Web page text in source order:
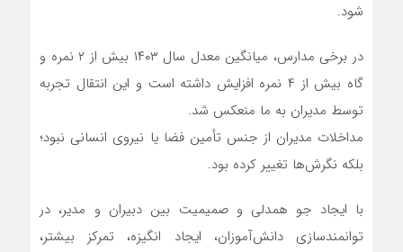
شود.
در برخی مدارس، میانگین معدل سال ۱۴۰۳ بیش از ۲ نمره و
گاه بیش از ۴ نمره افزایش داشته است و این انتقال تجربه
توسط مدیران به ما منعکس شد.
مداخلات مدیران از جنس تأمین فضا یا نیروی انسانی نبود؛
بلکه نگرش‌ها تغییر کرده بود.
با ایجاد جو همدلی و صمیمیت بین دبیران و مدیر، در
توانمندسازی دانش‌آموزان، ایجاد انگیزه، تمرکز بیشتر،